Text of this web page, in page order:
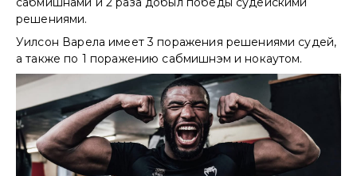
решениями.
Уилсон Варела имеет 3 поражения решениями судей,
а также по 1 поражению сабмишнэм и нокаутом.